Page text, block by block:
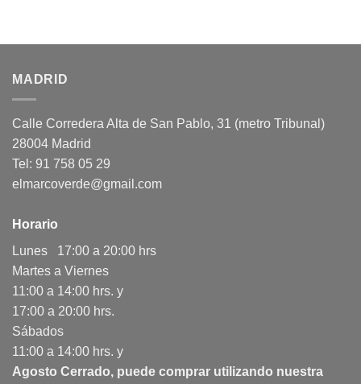
MADRID
Calle Corredera Alta de San Pablo, 31 (metro Tribunal)
28004 Madrid
Tel: 91 758 05 29
elmarcoverde@gmail.com
Horario
Lunes 17:00 a 20:00 hrs
Martes a Viernes
11:00 a 14:00 hrs. y
17:00 a 20:00 hrs.
Sábados
11:00 a 14:00 hrs. y
Agosto Cerrado, puede comprar utilizando nuestra